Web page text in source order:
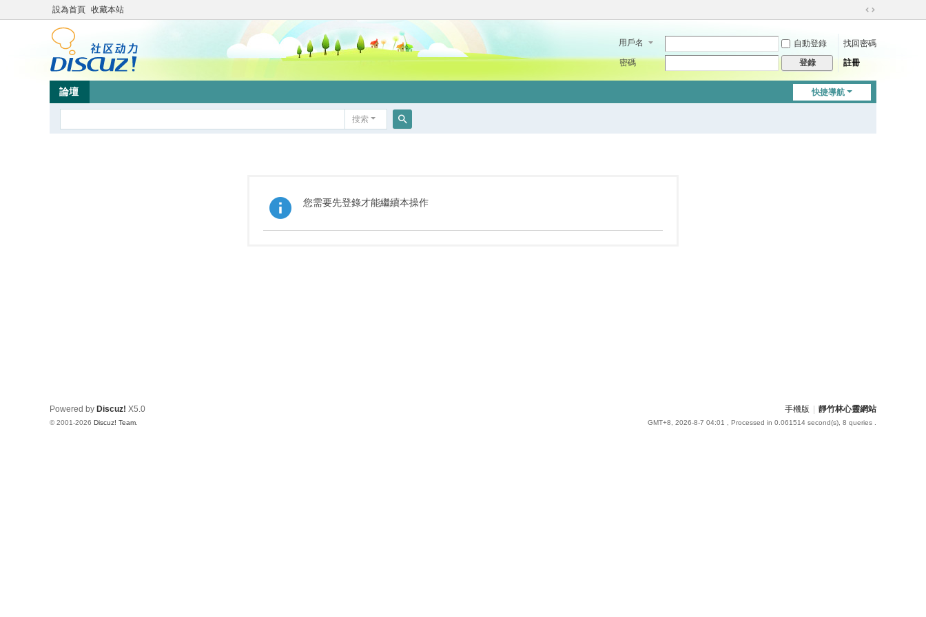
設為首頁 收藏本站
切
到
用戶名 自動登錄
找回密碼
密碼
登錄 註冊
快捷導航
論壇
搜索
您需要先登錄才能繼續本操作
手機版 靜竹林心靈網站
GMT+8, 2026-8-7 04:01 , Processed in 0.061514 second(s), 8 queries .
Powered by Discuz! X5.0
© 2001-2026 Discuz! Team